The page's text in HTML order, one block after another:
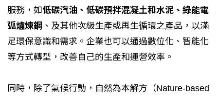
服務，如低碳汽油、低碳預拌混凝土和水泥、綠能電
弧爐煉鋼 、及其他次級生產或再生循環之產品，以滿
足環保意識和需求。企業也可以通過數位化、智能化
等方式轉型，改善自己的生產和運營效率。
同時，除了氣候行動，自然為本解方（Nature-based